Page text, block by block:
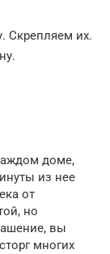
Скрепляем их.
доме,
из нее
от
но
вы
многих